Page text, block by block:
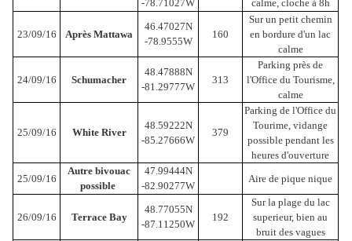
-78.71027W
calme, cloche à 8h
23/09/16 Après Mattawa
46.47027N
-78.9555W
160
Sur un petit chemin
en bordure d'un lac
calme
24/09/16 Schumacher
48.47888N
-81.29777W
313
Parking près de
l'Office du Tourisme,
calme
25/09/16 White River
48.59222N
-85.27666W
379
Parking de l'Office du
Tourime, vidange
possible pendant les
heures d'ouverture
25/09/16
Autre bivouac
possible
47.99444N
-82.90277W
Aire de pique nique
26/09/16 Terrace Bay
48.77055N
-87.11250W
192
Sur la plage du lac
superieur, bien au
bruit des vagues